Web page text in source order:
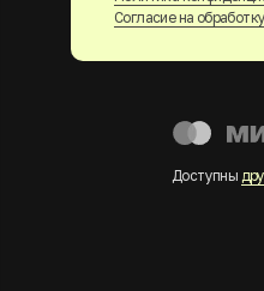
Согласие на
Доступны